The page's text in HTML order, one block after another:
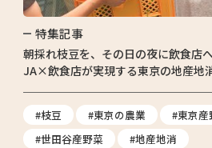
特集記事
朝採れ枝豆を、その日の夜に飲食店
JA×飲食店が実現する東京の地産地
#枝豆 #東京の農業
#東京産
#世田谷産野菜
#地産地消